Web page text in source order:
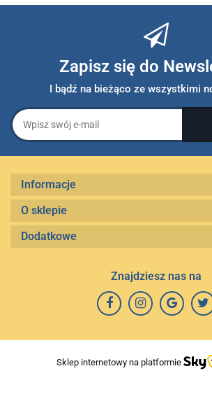
Zapisz się do
I bądź na bieżąco ze wszystkimi
Informacje
O sklepie
Dodatkowe
Znajdziesz nas na
Sklep internetowy na platformie